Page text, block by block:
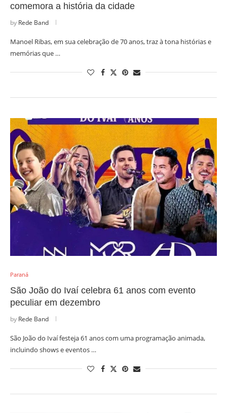
comemora a história da cidade
by Rede Band
Manoel Ribas, em sua celebração de 70 anos, traz à tona histórias e
memórias que …
Paraná
São João do Ivaí celebra 61 anos com evento
peculiar em dezembro
by Rede Band
São João do Ivaí festeja 61 anos com uma programação animada,
incluindo shows e eventos …